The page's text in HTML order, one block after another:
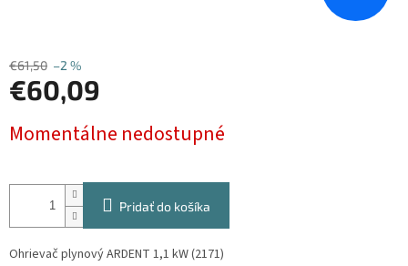
€61,50 –2 %
€60,09
cena:
Momentálne nedostupné
Pridať do košíka
Ohrievač plynový ARDENT 1,1 kW (2171)